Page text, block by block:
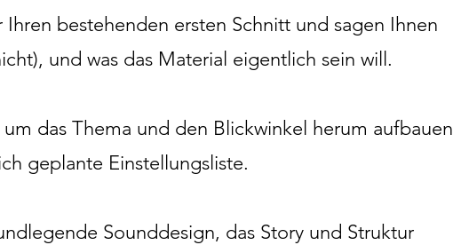
bestehenden ersten Schnitt und sagen Ihnen
und was das Material eigentlich sein will.
das Thema und den Blickwinkel herum aufbauen
geplante Einstellungsliste.
Sounddesign, das Story und Struktur